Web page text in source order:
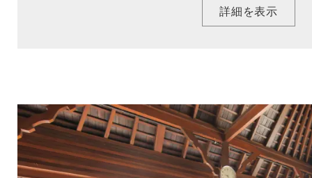
詳細を表示